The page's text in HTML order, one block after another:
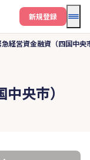
メ
新規登録
急経営資金融資（四国中央
央市）